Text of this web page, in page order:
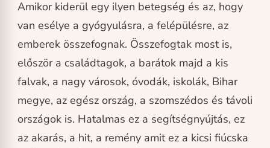
Amikor kiderül egy ilyen betegség és az, hogy
van esélye a gyógyulásra, a felépülésre, az
emberek összefognak. Összefogtak most is,
először a családtagok, a barátok majd a kis
falvak, a nagy városok, óvodák, iskolák, Bihar
megye, az egész ország, a szomszédos és távoli
országok is. Hatalmas ez a segítségnyújtás, ez
az akarás, a hit, a remény amit ez a kicsi fiúcska